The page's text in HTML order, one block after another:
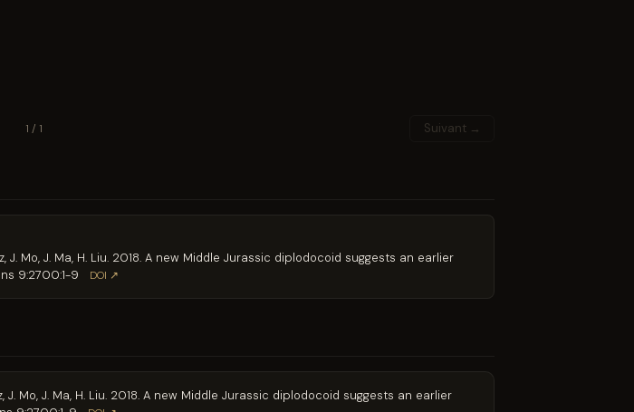
1 / 1 Suivant →
J. Mo, J. Ma, H. Liu. 2018. A new Middle Jurassic diplodocoid suggests an earlier
9:2700:1-9
DOI ↗
J. Mo, J. Ma, H. Liu. 2018. A new Middle Jurassic diplodocoid suggests an earlier